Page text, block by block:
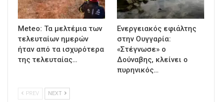
Meteo: Τα μελτέμια των
τελευταίων ημερών
ήταν από τα ισχυρότερα
της τελευταίας…
Ενεργειακός εφιάλτης
στην Ουγγαρία:
«Στέγνωσε» ο
Δούναβης, κλείνει ο
πυρηνικός…
PREV NEXT